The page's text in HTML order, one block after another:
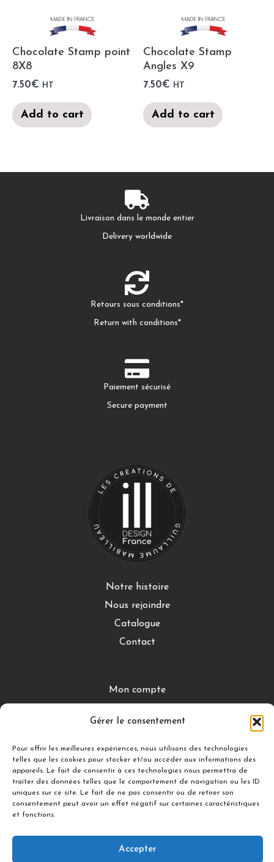
Gérer le consentement
Pour offrir les meilleures expériences, nous utilisons des technologies
telles que les cookies pour stocker et/ou accéder aux informations des
appareils. Le fait de consentir à ces technologies nous permettra de
traiter des données telles que le comportement de navigation ou les ID
uniques sur ce site. Le fait de ne pas consentir ou de retirer son
consentement peut avoir un effet négatif sur certaines caractéristiques
et fonctions.
Accepter
Chocolate Stamp point
8X8
7.50€ HT
Add to cart
Chocolate Stamp
Angles X9
7.50€ HT
Add to cart
Livraison dans le monde entier
Delivery worldwide
Retours sous conditions*
Return with conditions*
Paiement sécurisé
Secure payment
Notre histoire
Nous rejoindre
Catalogue
Contact
Mon compte
Mentions légales
Conditions de retour
DÉCOUVRIR